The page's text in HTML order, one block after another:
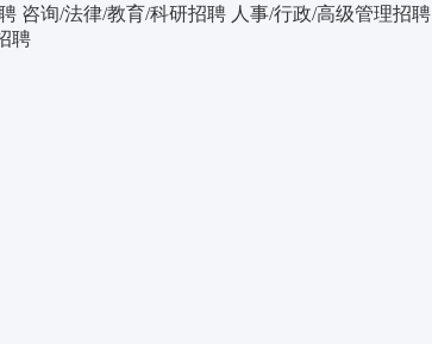
咨询/法律/教育/科研招聘 人事/行政/高级管理招聘
聘